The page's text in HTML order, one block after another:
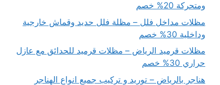
ومتحركة 20% خصم
مظلات مداخل فلل – مظلة فلل حديد وقماش خارجية
وداخلية 30% خصم
مظلات قرميد الرياض – مظلات قرميد للحدائق مع عازل
حراري 30% خصم
هناجر بالرياض – توريد و تركيب جميع انواع الهناجر